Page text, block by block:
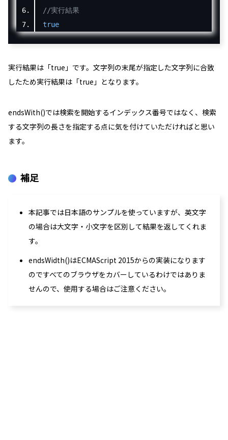
//実行結果
true
実行結果は「true 」です。文字列の末尾が指定した文字列に合致
したため実行結果は「true 」となります。
endsWith()では検索を開始するインデックス番号ではなく、検索
する文字列の長さを指定する点に気を付けていただければと思い
ます。
補足
本記事では日本語のサンプルを使っていますが、英文字
の場合は大文字・小文字を区別して結果を返してくれま
す。
endsWidth()はECMAScript 2015からの実装になります
のですべてのブラウザをカバーしているわけではありま
せんので、使用する場合はご注意ください。